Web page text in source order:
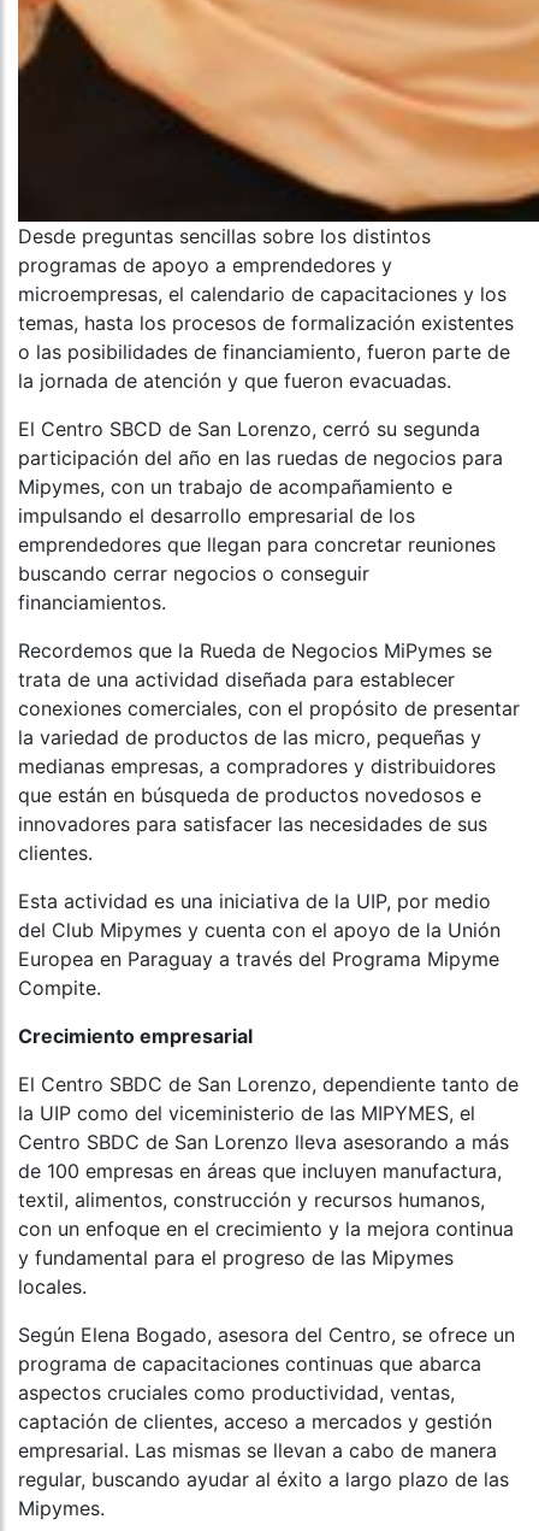
Desde preguntas sencillas sobre los distintos
programas de apoyo a emprendedores y
microempresas, el calendario de capacitaciones y los
temas, hasta los procesos de formalización existentes
o las posibilidades de financiamiento, fueron parte de
la jornada de atención y que fueron evacuadas.
El Centro SBCD de San Lorenzo, cerró su segunda
participación del año en las ruedas de negocios para
Mipymes, con un trabajo de acompañamiento e
impulsando el desarrollo empresarial de los
emprendedores que llegan para concretar reuniones
buscando cerrar negocios o conseguir
financiamientos.
Recordemos que la Rueda de Negocios MiPymes se
trata de una actividad diseñada para establecer
conexiones comerciales, con el propósito de presentar
la variedad de productos de las micro, pequeñas y
medianas empresas, a compradores y distribuidores
que están en búsqueda de productos novedosos e
innovadores para satisfacer las necesidades de sus
clientes.
Esta actividad es una iniciativa de la UIP, por medio
del Club Mipymes y cuenta con el apoyo de la Unión
Europea en Paraguay a través del Programa Mipyme
Compite.
Crecimiento empresarial
El Centro SBDC de San Lorenzo, dependiente tanto de
la UIP como del viceministerio de las MIPYMES, el
Centro SBDC de San Lorenzo lleva asesorando a más
de 100 empresas en áreas que incluyen manufactura,
textil, alimentos, construcción y recursos humanos,
con un enfoque en el crecimiento y la mejora continua
y fundamental para el progreso de las Mipymes
locales.
Según Elena Bogado, asesora del Centro, se ofrece un
programa de capacitaciones continuas que abarca
aspectos cruciales como productividad, ventas,
captación de clientes, acceso a mercados y gestión
empresarial. Las mismas se llevan a cabo de manera
regular, buscando ayudar al éxito a largo plazo de las
Mipymes.